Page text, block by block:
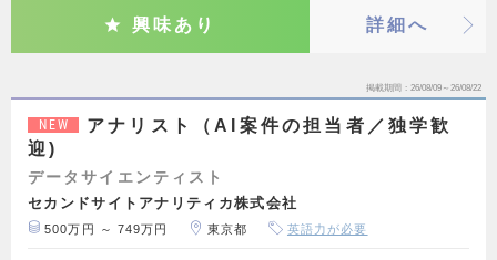
興味あり 詳細へ
掲載期間 26/08/09～26/08/22
NEW
アナリスト（AI案件の担当者／独学歓
迎)
データサイエンティスト
セカンドサイトアナリティカ株式会社
500万円 ～ 749万円 東京都 英語力が必要